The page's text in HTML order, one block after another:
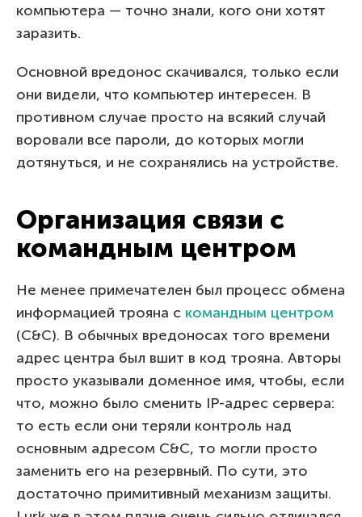
компьютера — точно знали, кого они хотят
заразить.
Основной вредонос скачивался, только если
они видели, что компьютер интересен. В
противном случае просто на всякий случай
воровали все пароли, до которых могли
дотянуться, и не сохранялись на устройстве.
Организация связи с
командным центром
Не менее примечателен был процесс обмена
информацией трояна с командным центром
(С&C). В обычных вредоносах того времени
адрес центра был вшит в код трояна. Авторы
просто указывали доменное имя, чтобы, если
что, можно было сменить IP-адрес сервера:
то есть если они теряли контроль над
основным адресом С&C, то могли просто
заменить его на резервный. По сути, это
достаточно примитивный механизм защиты.